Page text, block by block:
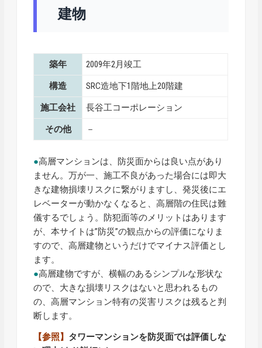
建物
築年 2009年2月竣工
構造 SRC造地下1階地上20階建
施工会社 長谷工コーポレーション
その他 －
●高層マンションは、防災面からは良い点があり
ません。万が一、施工不良があった場合には即大
きな建物損壊リスクに繋がりますし、発災後にエ
レベーターが動かなくなると、高層階の住民は難
儀するでしょう。防犯面等のメリットはあります
が、本サイトは”防災”の観点からの評価になりま
すので、高層建物というだけでマイナス評価とし
ます。
●高層建物ですが、横幅のあるシンプルな形状な
ので、大きな損壊リスクはないと思われるもの
の、高層マンション特有の災害リスクは残ると判
断します。
【参照】 タワーマンションを防災面では評価しな